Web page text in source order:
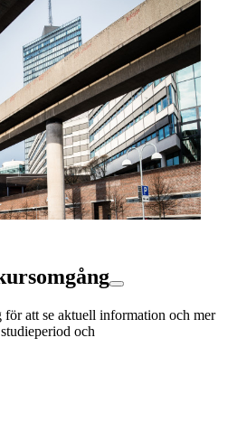
att se aktuell information och mer
och